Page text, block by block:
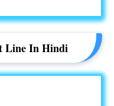
Line In Hindi